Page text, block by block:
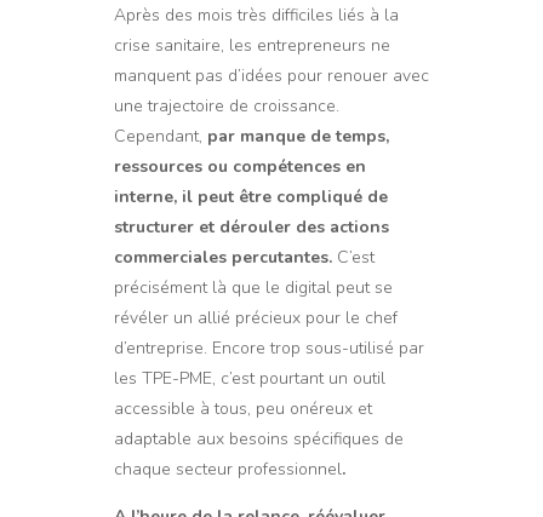
Après des mois très difficiles liés à la
crise sanitaire, les entrepreneurs ne
manquent pas d’idées pour renouer avec
une trajectoire de croissance.
Cependant, par manque de temps,
ressources ou compétences en
interne, il peut être compliqué de
structurer et dérouler des actions
commerciales percutantes. C’est
précisément là que le digital peut se
révéler un allié précieux pour le chef
d’entreprise. Encore trop sous-utilisé par
les TPE-PME, c’est pourtant un outil
accessible à tous, peu onéreux et
adaptable aux besoins spécifiques de
chaque secteur professionnel.